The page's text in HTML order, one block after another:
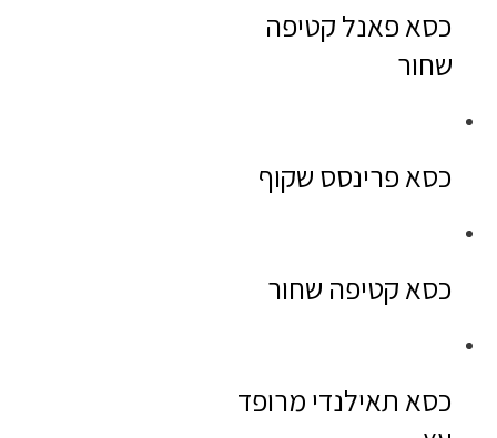
כסא פאנל קטיפה
שחור
כסא פרינסס שקוף
כסא קטיפה שחור
כסא תאילנדי מרופד